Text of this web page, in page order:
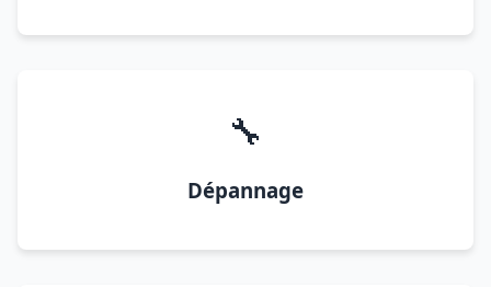
🔧
Dépannage